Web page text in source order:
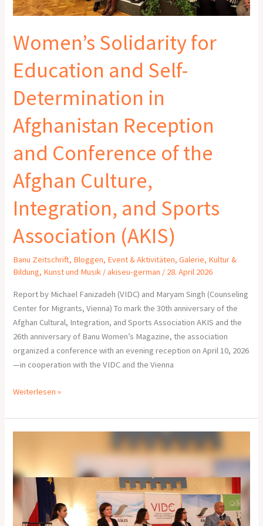
Women’s Solidarity for
Education and Self-
Determination in
Afghanistan Reception
and Conference of the
Afghan Culture,
Integration, and Sports
Association (AKIS)
Banu Zeitschrift, Bloggen, Event & Aktivitäten,Galerie, Kultur &
Bildung, Kunst und Musik /akiseu-german / 28. April 2026
Report by Michael Fanizadeh (VIDC) and Maryam Singh (Counseling
Center for Migrants, Vienna) To mark the 30th anniversary of the
Afghan Cultural, Integration, and Sports Association AKIS and the
26th anniversary of Banu Women’s Magazine, the association
organized a conference with an evening reception on April 10, 2026
—in cooperation with the VIDC and the Vienna
of
Afghan
Integration,
Sports
(AKIS)
Weiterlesen »
Bildung
und
Selbstbestimmung
in
Afghanistan